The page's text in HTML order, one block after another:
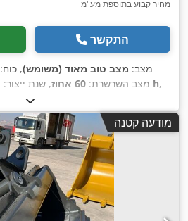
מחיר קבוע בתוספת מע"מ
התקשר
מצב: מצב טוב מאוד (משומש), כוח:
מצב השרשרת: 60 אחוז , שנת ייצור: 8,204 h,
מודעה קטנה